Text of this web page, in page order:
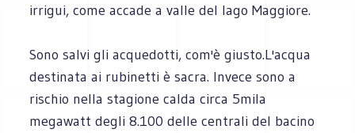
irrigui, come accade a valle del lago Maggiore.
Sono salvi gli acquedotti, com'è giusto.L'acqua
destinata ai rubinetti è sacra. Invece sono a
rischio nella stagione calda circa 5mila
megawatt degli 8.100 delle centrali del bacino